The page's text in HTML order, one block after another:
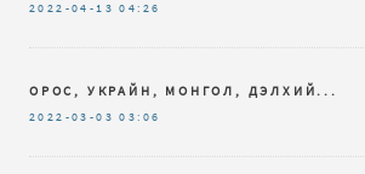
2022-04-13 04:26
ОРОС, УКРАЙН, МОНГОЛ, ДЭЛХИЙ...
2022-03-03 03:06